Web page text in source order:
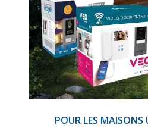
POUR LES MAISONS